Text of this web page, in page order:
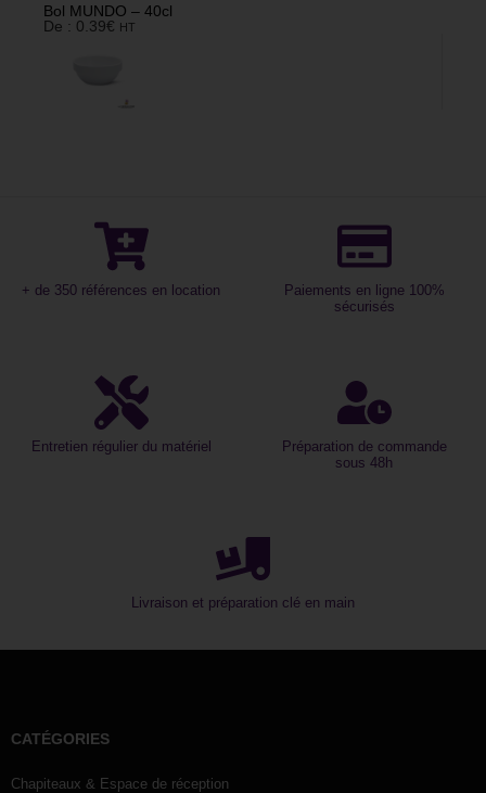
Bol MUNDO – 40cl
De : 0.39€ HT
+ de 350 références en location
Paiements en ligne 100%
sécurisés
Entretien régulier du matériel
Préparation de commande
sous 48h
Livraison et préparation clé en main
CATÉGORIES
Chapiteaux & Espace de réception